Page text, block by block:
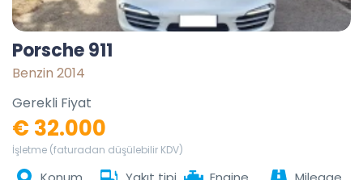
Porsche 911
Benzin 2014
Gerekli Fiyat
€ 32.000
İşletme (faturadan düşülebilir KDV)